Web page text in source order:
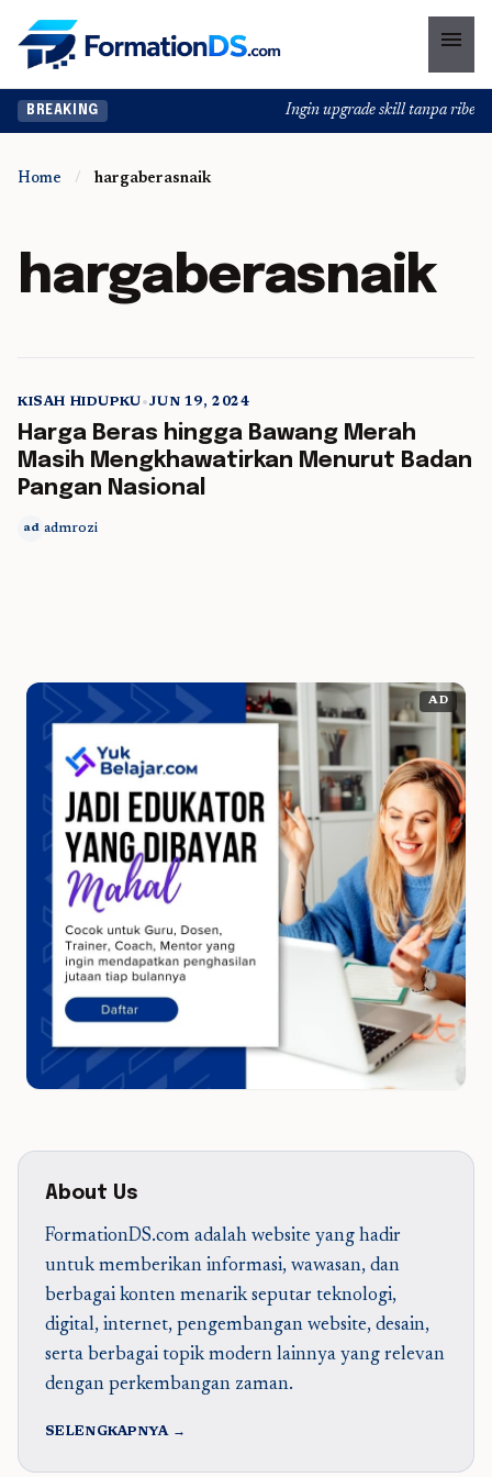
menu
BREAKING Ingin upgrade skill tanpa ribet?
Home / hargaberasnaik
hargaberasnaik
5 min read
KISAH HIDUPKU•JUN 19, 2024
Harga Beras hingga Bawang Merah
Masih Mengkhawatirkan Menurut Badan
Pangan Nasional
ad admrozi
AD
About Us
FormationDS.com adalah website yang hadir
untuk memberikan informasi, wawasan, dan
berbagai konten menarik seputar teknologi,
digital, internet, pengembangan website, desain,
serta berbagai topik modern lainnya yang relevan
dengan perkembangan zaman.
SELENGKAPNYA →